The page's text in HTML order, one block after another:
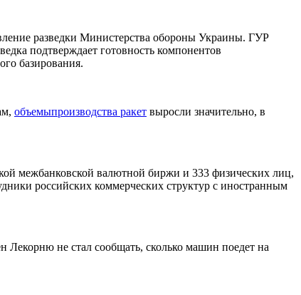
разведки Министерства обороны Украины. ГУР
подтверждает готовность компонентов
базирования.
объемыпроизводства ракет выросли значительно, в
межбанковской валютной биржи и 333 физических лиц,
российских коммерческих структур с иностранным
не стал сообщать, сколько машин поедет на